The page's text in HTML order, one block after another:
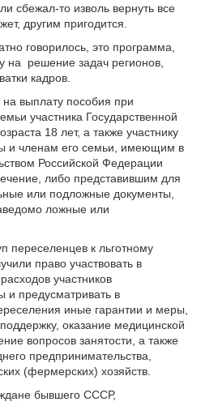
сбежал-то изволь вернуть все
другим пригодится.
говорилось, это программа,
на
решение задач регионов,
кадров.
на выплату пособия при
участника Государственной
18 лет, а также участнику
и членам его семьи, имеющим в
Российской Федерации
либо представившим для
или подложные документы,
ложные или
переселенцев к льготному
право участвовать в
участников
и предусматривать в
иные гарантии и меры,
оказание медицинской
вопросов занятости, а также
предпринимательства,
(фермерских) хозяйств.
бывшего СССР,